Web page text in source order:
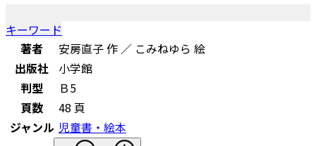
キーワード
著者
安房直子 作 ／ こみねゆら 絵
出版社
小学館
判型
Ｂ5
頁数
48 頁
ジャンル 児童書・絵本